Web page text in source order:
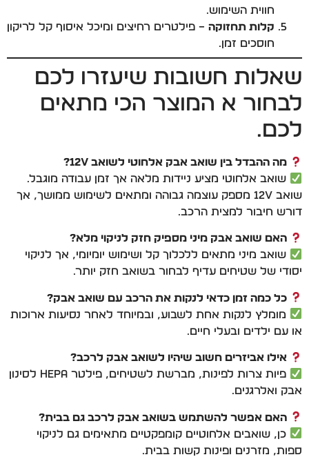
חווית השימוש.
קלות תחזוקה – פילטרים רחיצים ומיכל איסוף קל לריקון
חוסכים זמן.
שאלות חשובות שיעזרו לכם
לבחור א המוצר הכי מתאים
לכם.
מה ההבדל בין שואב אבק אלחוטי לשואב 12V?
שואב אלחוטי מציע ניידות מלאה אך זמן עבודה מוגבל.
שואב 12V מספק עוצמה גבוהה ומתאים לשימוש ממושך, אך
דורש חיבור למצית הרכב.
האם שואב אבק מיני מספיק חזק לניקוי מלא?
שואב מיני מתאים ללכלוך קל ושימוש יומיומי, אך לניקוי
יסודי של שטיחים עדיף לבחור בשואב חזק יותר.
כל כמה זמן כדאי לנקות את הרכב עם שואב אבק?
מומלץ לנקות אחת לשבוע, ובמיוחד לאחר נסיעות ארוכות
או עם ילדים ובעלי חיים.
אילו אביזרים חשוב שיהיו לשואב אבק לרכב?
פיות צרות לפינות, מברשת לשטיחים, פילטר HEPA לסינון
אבק ואלרגנים.
האם אפשר להשתמש בשואב אבק לרכב גם בבית?
כן, שואבים אלחוטיים קומפקטיים מתאימים גם לניקוי
ספות, מזרנים ופינות קשות בבית.